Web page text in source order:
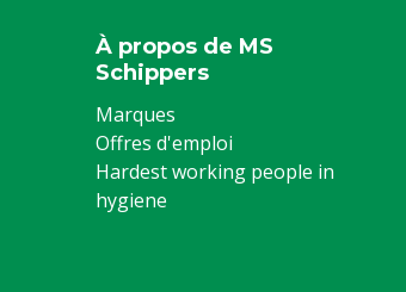
À propos de MS
Schippers
Marques
Offres d'emploi
Hardest working people in
hygiene